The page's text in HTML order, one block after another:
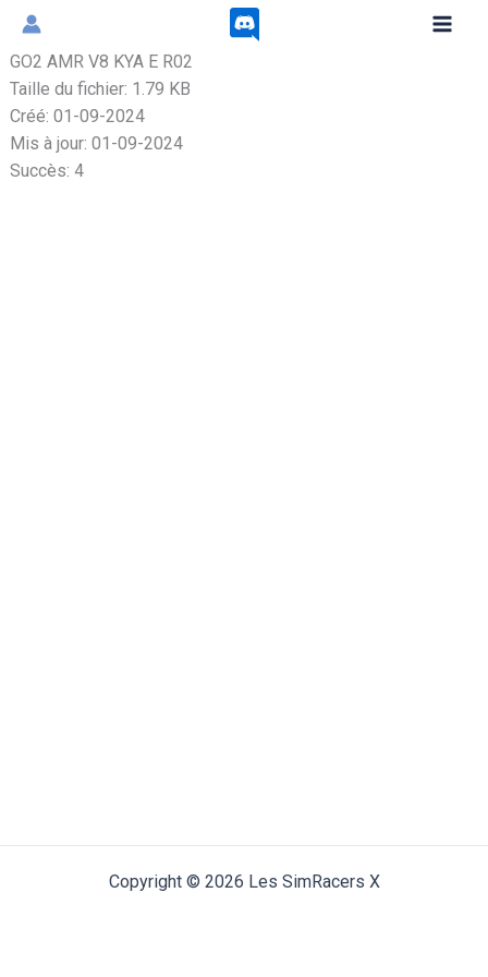
Aller
contenu
GO2 AMR V8 KYA E R02
Taille du fichier: 1.79 KB
Créé: 01-09-2024
Mis à jour: 01-09-2024
Succès: 4
Copyright © 2026 Les SimRacers X